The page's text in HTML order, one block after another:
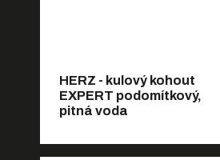
HERZ - kulový kohout
EXPERT podomítkový,
pitná voda